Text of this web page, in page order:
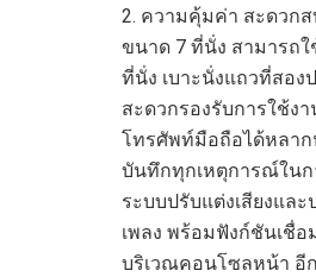
2. ความคุ้มค่า สะดวกส
ขนาด 7 ที่นั่ง สามารถใ
ที่นั่ง เบาะนั่งแถวที่สอง
สะดวกรองรับการใช้ง
โทรศัพท์มือถือได้หลา
บันทึกทุกเหตุการณ์ใน
ระบบปรับแต่งเสียงแล
เพลง พร้อมฟังก์ชันเชื่อ
บริเวณคอนโซลหน้า อี